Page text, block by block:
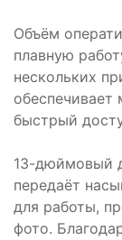
Объём
плавную
нескольких
обеспечивает
быстрый
13-дюймовый
передаёт
для работы,
фото.